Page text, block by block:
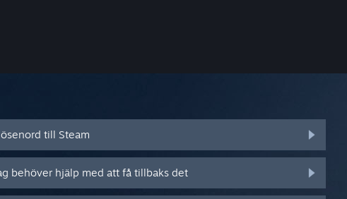
till Steam
behöver hjälp med att få tillbaks det